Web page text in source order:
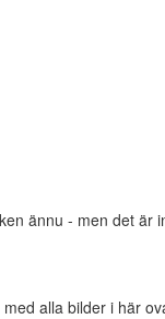
ännu - men det är
alla bilder i här